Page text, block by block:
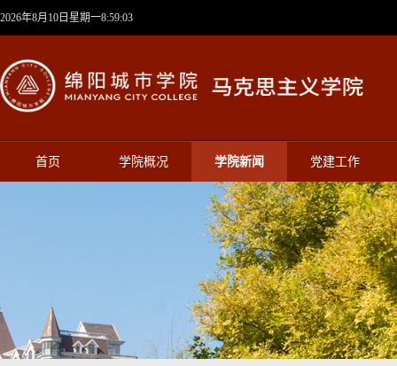
2026年8月10日星期一8:59:03
首页 学院概况 学院新闻 党建工作